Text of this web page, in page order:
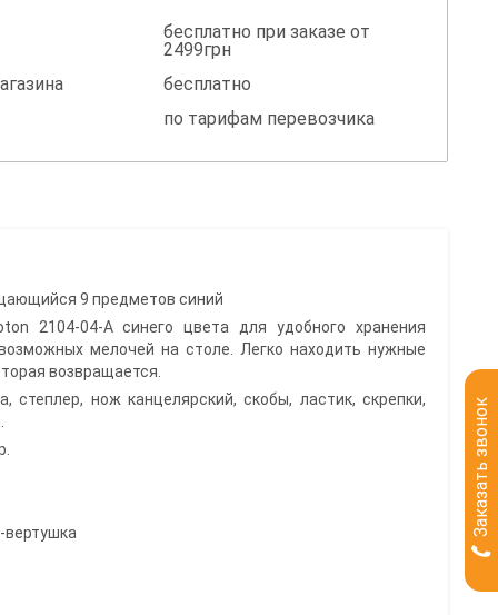
бесплатно при заказе от
2499грн
бесплатно
по тарифам перевозчика
9 предметов синий
2104-04-A синего цвета для удобного хранения
мелочей на столе. Легко находить нужные
возвращается.
степлер, нож канцелярский, скобы, ластик, скрепки,
вертушка
Заказать звонок